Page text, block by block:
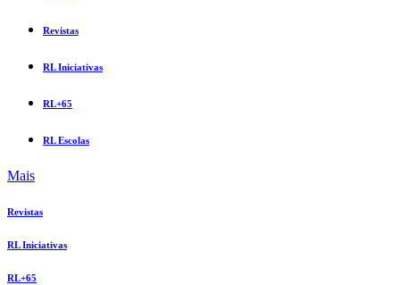
Revistas
RL Iniciativas
RL+65
RL Escolas
Mais
Revistas
RL Iniciativas
RL+65